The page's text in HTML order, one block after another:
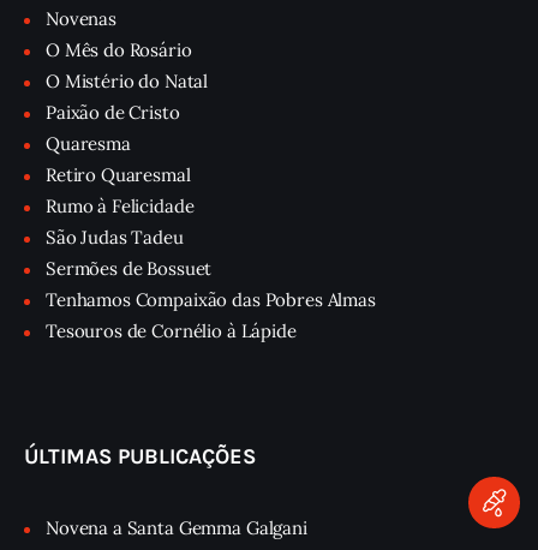
Novenas
O Mês do Rosário
O Mistério do Natal
Paixão de Cristo
Quaresma
Retiro Quaresmal
Rumo à Felicidade
São Judas Tadeu
Sermões de Bossuet
Tenhamos Compaixão das Pobres Almas
Tesouros de Cornélio à Lápide
ÚLTIMAS PUBLICAÇÕES
Novena a Santa Gemma Galgani